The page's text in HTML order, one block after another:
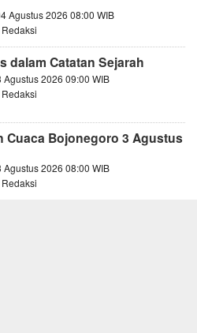
Agustus 2026 08:00 WIB
dalam Catatan Sejarah
Agustus 2026 09:00 WIB
Cuaca Bojonegoro 3 Agustus
Agustus 2026 08:00 WIB